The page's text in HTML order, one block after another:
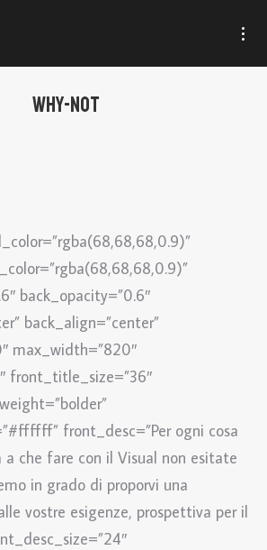
WHY-NOT
back_opacity=”0.6″
back_align=”center”
max_width=”820″
front_title_size=”36″
front_desc=”Per ogni cosa
a che fare con il Visual non esitate
in grado di proporvi una
vostre esigenze, prospettiva per il